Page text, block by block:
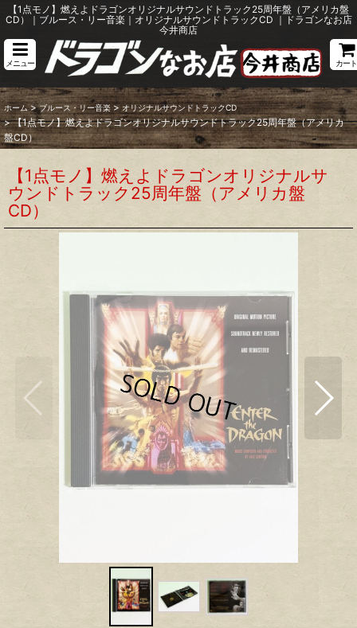
【1点モノ】燃えよドラゴンオリジナルサウンドトラック25周年盤（アメリカ盤
CD）｜ブルース・リー音楽｜オリジナルサウンドトラックCD ｜ドラゴンなお店
今井商店
メニュー カート
ホーム > ブルース・リー音楽 > オリジナルサウンドトラックCD
> 【1点モノ】燃えよドラゴンオリジナルサウンドトラック25周年盤（アメリカ
盤CD）
【1点モノ】燃えよドラゴンオリジナルサ
ウンドトラック25周年盤（アメリカ盤
CD）